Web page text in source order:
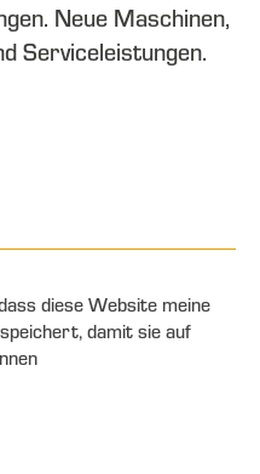
Neue Maschinen,
Serviceleistungen.
diese Website meine
damit sie auf